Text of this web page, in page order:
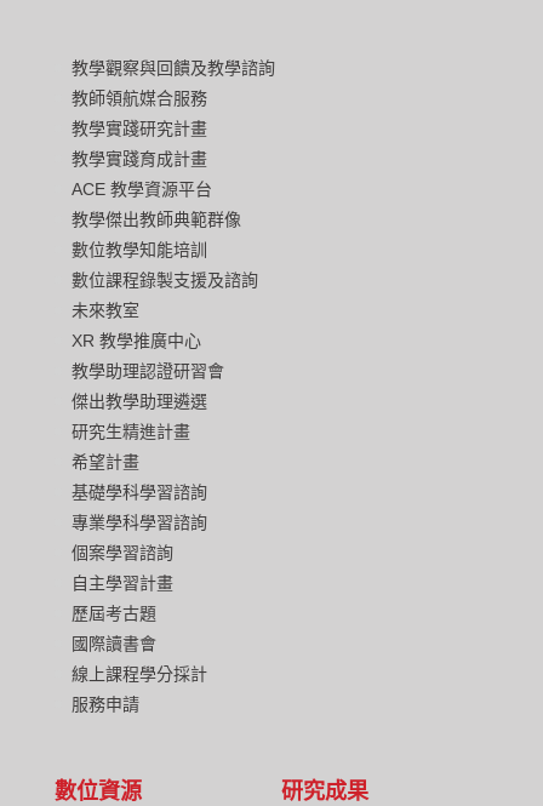
教學觀察與回饋及教學諮詢
教師領航媒合服務
教學實踐研究計畫
教學實踐育成計畫
ACE 教學資源平台
教學傑出教師典範群像
數位教學知能培訓
數位課程錄製支援及諮詢
未來教室
XR 教學推廣中心
教學助理認證研習會
傑出教學助理遴選
研究生精進計畫
希望計畫
基礎學科學習諮詢
專業學科學習諮詢
個案學習諮詢
自主學習計畫
歷屆考古題
國際讀書會
線上課程學分採計
服務申請
數位資源 研究成果